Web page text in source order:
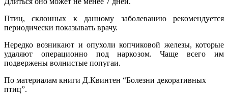
Птиц, склонных к данному заболеванию рекомендуется
периодически показывать врачу.
Нередко возникают и опухоли копчиковой железы, которые
удаляют операционно под наркозом. Чаще всего им
подвержены волнистые попугаи.
По материалам книги Д.Квинтен “Болезни декоративных
птиц”.